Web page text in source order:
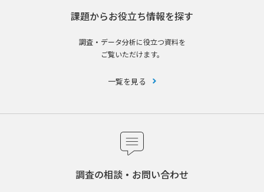
課題からお役立ち情報を探す
調査・データ分析に役立つ資料を
ご覧いただけます。
一覧を見る
調査の相談・お問い合わせ